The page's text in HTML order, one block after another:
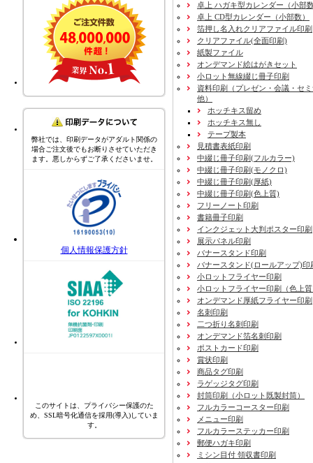
弊社では、印刷データがアダルト関係の
場合ご注文後でもお断りさせていただき
ます。悪しからずご了承くださいませ。
個人情報保護方針
このサイトは、プライバシー保護のた
め、SSL暗号化通信を採用(導入)していま
す。
卓上 ハガキ型カレンダー（小部
卓上 CD型カレンダー（小部数）
箔押し名入れクリアファイル印刷
クリアファイル(全面印刷)
紙製ファイル
オンデマンド絵はがきセット
小ロット無線綴じ冊子印刷
資料印刷
（プレゼン・会議・セ
他）
ホッチキス留め
ホッチキス無し
テープ製本
見積書表紙印刷
中綴じ冊子印刷(フルカラー)
中綴じ冊子印刷(モノクロ)
中綴じ冊子印刷(厚紙)
中綴じ冊子印刷(色上質)
フリーノート印刷
書籍冊子印刷
インクジェット大判ポスター印刷
展示パネル印刷
バナースタンド印刷
バナースタンド(ロールアップ)印
小ロットフライヤー印刷
小ロットフライヤー印刷（色上
オンデマンド厚紙フライヤー印刷
名刺印刷
二つ折り名刺印刷
オンデマンド箔名刺印刷
ポストカード印刷
賞状印刷
商品タグ印刷
ラゲッジタグ印刷
封筒印刷
（小ロット既製封筒）
フルカラーコースター印刷
メニュー印刷
フルカラーステッカー印刷
郵便ハガキ印刷
ミシン目付 領収書印刷